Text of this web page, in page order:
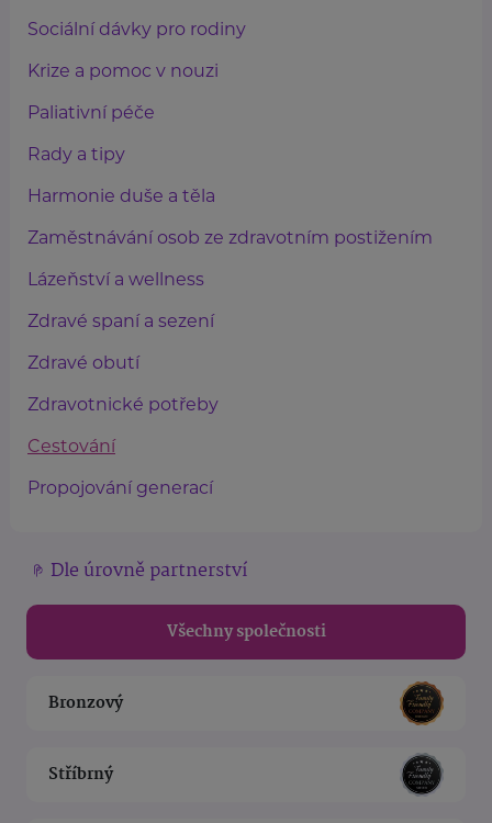
Sociální dávky pro rodiny
Krize a pomoc v nouzi
Paliativní péče
Rady a tipy
Harmonie duše a těla
Zaměstnávání osob ze zdravotním postižením
Lázeňství a wellness
Zdravé spaní a sezení
Zdravé obutí
Zdravotnické potřeby
Cestování
Propojování generací
Dle úrovně partnerství
Všechny společnosti
Bronzový
Stříbrný